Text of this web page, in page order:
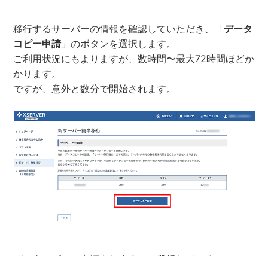
移行するサーバーの情報を確認していただき、「データ
コピー申請」のボタンを選択します。
ご利用状況にもよりますが、数時間〜最大72時間ほどか
かります。
ですが、意外と数分で開始されます。